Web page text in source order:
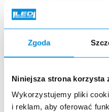
Zgoda
Niniejsza strona korzysta
Wykorzystujemy pliki
i reklam, aby oferować